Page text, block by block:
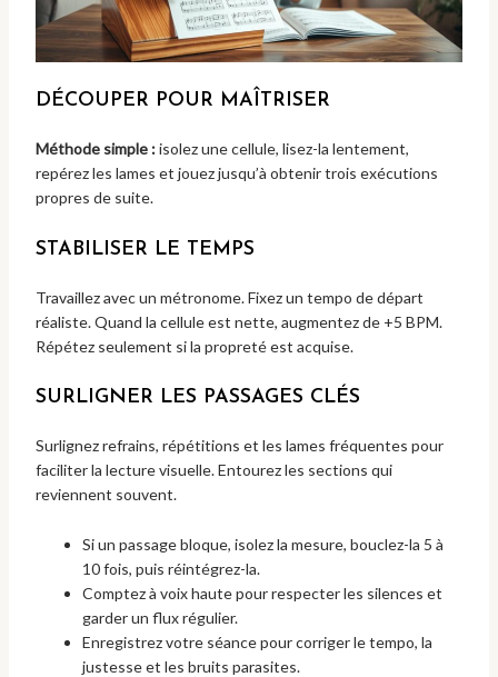
DÉCOUPER POUR MAÎTRISER
Méthode simple :isolez une cellule, lisez-la lentement,
repérez les lames et jouez jusqu’à obtenir trois exécutions
propres de suite.
STABILISER LE TEMPS
Travaillez avec un métronome. Fixez un tempo de départ
réaliste. Quand la cellule est nette, augmentez de +5 BPM.
Répétez seulement si la propreté est acquise.
SURLIGNER LES PASSAGES CLÉS
Surlignez refrains, répétitions et les lames fréquentes pour
faciliter la lecture visuelle. Entourez les sections qui
reviennent souvent.
Si un passage bloque, isolez la mesure, bouclez-la 5 à
10 fois, puis réintégrez-la.
Comptez à voix haute pour respecter les silences et
garder un flux régulier.
Enregistrez votre séance pour corriger le tempo, la
justesse et les bruits parasites.